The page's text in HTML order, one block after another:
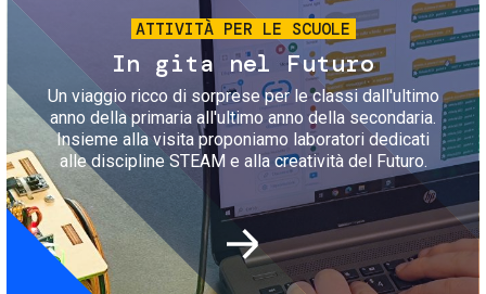
ATTIVITÀ PER LE SCUOLE
In gita nel Futuro
Un viaggio ricco di sorprese per le classi dall'ultimo
anno della primaria all'ultimo anno della secondaria.
Insieme alla visita proponiamo laboratori dedicati
alle discipline STEAM e alla creatività del Futuro.